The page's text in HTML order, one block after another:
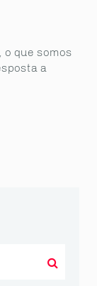
o que somos
a